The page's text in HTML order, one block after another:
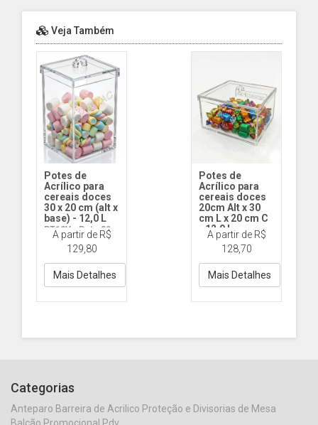
Veja Também
Potes de
Acrílico para
cereais doces
30 x 20 cm (alt x
base) - 12,0 L
PT12V - Pote 30 x
20 (alt x base )
Tampa com Abas
A partir de R$
129,80
Mais Detalhes
Potes de
Acrílico para
cereais doces
20cm Alt x 30
cm L x 20 cm C
- 12,0 L -
Horizontal
PT12H - Pote
Horiz 20cm Alt x
30cm L X 20cm C
A partir de R$
128,70
Mais Detalhes
Categorias
Anteparo Barreira de Acrilico Proteção e Divisorias de Mesa